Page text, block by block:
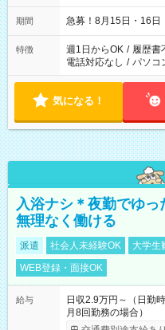
期間 急募！8月15日・16日
特徴 週1日からOK / 履歴書
電話対応なし / パソコ
気になる！
入浴ナシ＊夜勤でゆ
無理なく働ける
派遣 社会人未経験OK 大学生
WEB登録・面接OK
給与
日収2.9万円～（日勤
月8回勤務の場合）